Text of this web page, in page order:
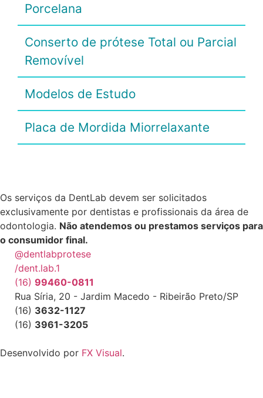
Porcelana
Conserto de prótese Total ou Parcial
Removível
Modelos de Estudo
Placa de Mordida Miorrelaxante
Os serviços da DentLab devem ser solicitados
exclusivamente por dentistas e profissionais da área de
odontologia. Não atendemos ou prestamos serviços para
o consumidor final.
@dentlabprotese
/dent.lab.1
(16) 99460-0811
Rua Síria, 20 - Jardim Macedo - Ribeirão Preto/SP
(16) 3632-1127
(16) 3961-3205
Desenvolvido por FX Visual.